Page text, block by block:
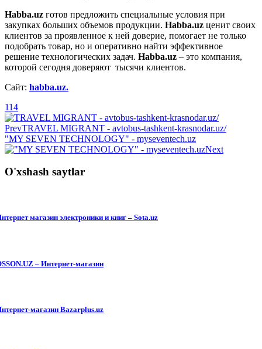
Habba.uz готов предложить специальные условия при
закупках больших объемов продукции. Habba.uz ценит своих
клиентов за проявленное к ней доверие, помогает не только
подобрать товар, но и оперативно найти эффективное
решение технологических задач. Habba.uz – это компания,
которой сегодня доверяют тысячи клиентов.
Сайт: habba.uz.
114
PrevTRAVEL MIGRANT - avtobus-tashkent-krasnodar.uz/
"MY SEVEN TECHNOLOGY" - myseventech.uz
Next
O'xshash saytlar
магазин электроники и книг – Sota.uz
– Интернет-магазин
магазин Bazarplus.uz